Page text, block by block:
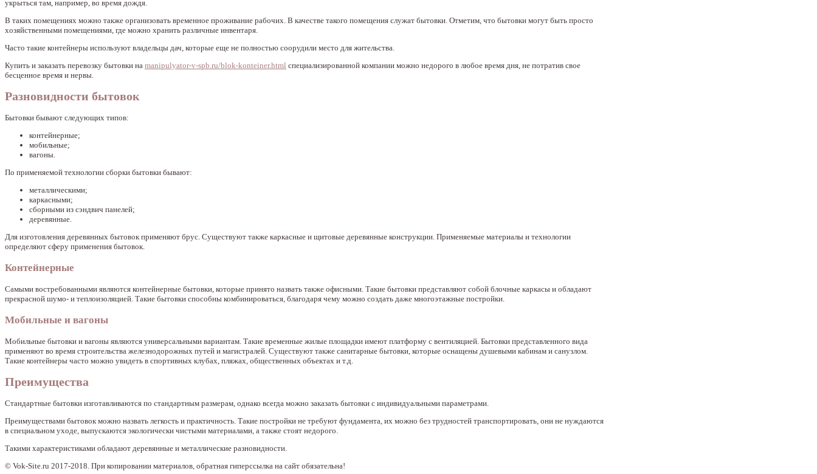
укрыться там, например, во время дождя.
В таких помещениях можно также организовать временное проживание рабочих. В качестве такого помещения служат бытовки. Отметим, что бытовки могут быть просто
хозяйственными помещениями, где можно хранить различные инвентаря.
Часто такие контейнеры используют владельцы дач, которые еще не полностью соорудили место для жительства.
Купить и заказать перевозку бытовки на manipulyator-v-spb.ru/blok-konteiner.html специализированной компании можно недорого в любое время дня, не потратив свое
бесценное время и нервы.
Разновидности бытовок
Бытовки бывают следующих типов:
контейнерные;
мобильные;
вагоны.
По применяемой технологии сборки бытовки бывают:
металлическими;
каркасными;
сборными из сэндвич панелей;
деревянные.
Для изготовления деревянных бытовок применяют брус. Существуют также каркасные и щитовые деревянные конструкции. Применяемые материалы и технологии
определяют сферу применения бытовок.
Контейнерные
Самыми востребованными являются контейнерные бытовки, которые принято назвать также офисными. Такие бытовки представляют собой блочные каркасы и обладают
прекрасной шумо- и теплоизоляцией. Такие бытовки способны комбинироваться, благодаря чему можно создать даже многоэтажные постройки.
Мобильные и вагоны
Мобильные бытовки и вагоны являются универсальными вариантам. Такие временные жилые площадки имеют платформу с вентиляцией. Бытовки представленного вида
применяют во время строительства железнодорожных путей и магистралей. Существуют также санитарные бытовки, которые оснащены душевыми кабинам и санузлом.
Такие контейнеры часто можно увидеть в спортивных клубах, пляжах, общественных объектах и т.д.
Преимущества
Стандартные бытовки изготавливаются по стандартным размерам, однако всегда можно заказать бытовки с индивидуальными параметрами.
Преимуществами бытовок можно назвать легкость и практичность. Такие постройки не требуют фундамента, их можно без трудностей транспортировать, они не нуждаются
в специальном уходе, выпускаются экологически чистыми материалами, а также стоят недорого.
Такими характеристиками обладают деревянные и металлические разновидности.
© Vok-Site.ru 2017-2018. При копировании материалов, обратная гиперссылка на сайт обязательна!